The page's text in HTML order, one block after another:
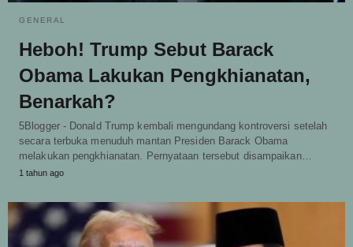
GENERAL
Heboh! Trump Sebut Barack
Obama Lakukan Pengkhianatan,
Benarkah?
5Blogger - Donald Trump kembali mengundang kontroversi setelah
secara terbuka menuduh mantan Presiden Barack Obama
melakukan pengkhianatan. Pernyataan tersebut disampaikan…
1 tahun ago